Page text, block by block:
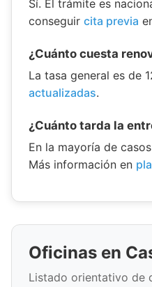
Sí. El trámite es
conseguir cita previa
¿Cuánto cuesta
La tasa general es de
actualizadas.
¿Cuánto tarda la
En la mayoría de
Más información en
Oficinas en
Listado orientativo de